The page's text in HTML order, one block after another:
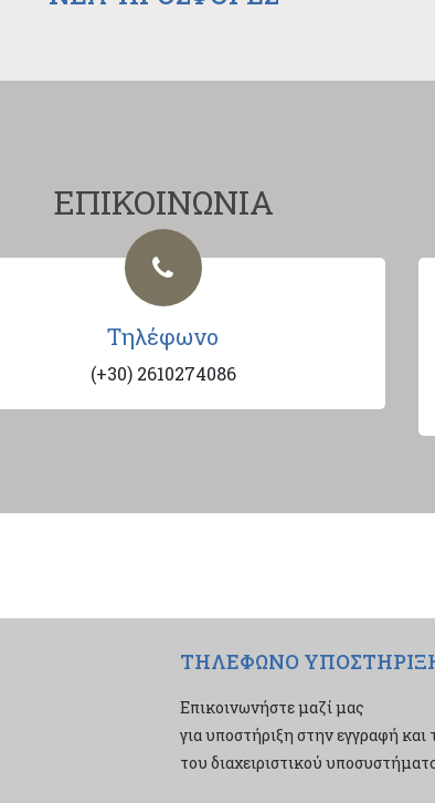
ΕΠΙΚΟΙΝΩΝΙΑ
Τηλέφωνο
(+30) 2610274086
ΤΗΛΕΦΩΝΟ
Επικοινωνήστε μαζί μας
για υποστήριξη στην εγγραφή και
του διαχειριστικού